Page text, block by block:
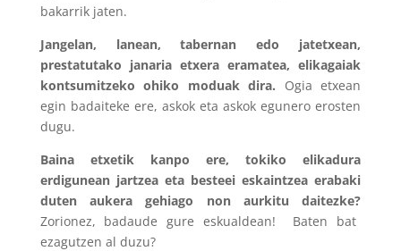
bakarrik jaten.
Jangelan, lanean, tabernan edo jatetxean,
prestatutako janaria etxera eramatea, elikagaiak
kontsumitzeko ohiko moduak dira. Ogia etxean
egin badaiteke ere, askok eta askok egunero erosten
dugu.
Baina etxetik kanpo ere, tokiko elikadura
erdigunean jartzea eta besteei eskaintzea erabaki
duten aukera gehiago non aurkitu daitezke?
Zorionez, badaude gure eskualdean! Baten bat
ezagutzen al duzu?